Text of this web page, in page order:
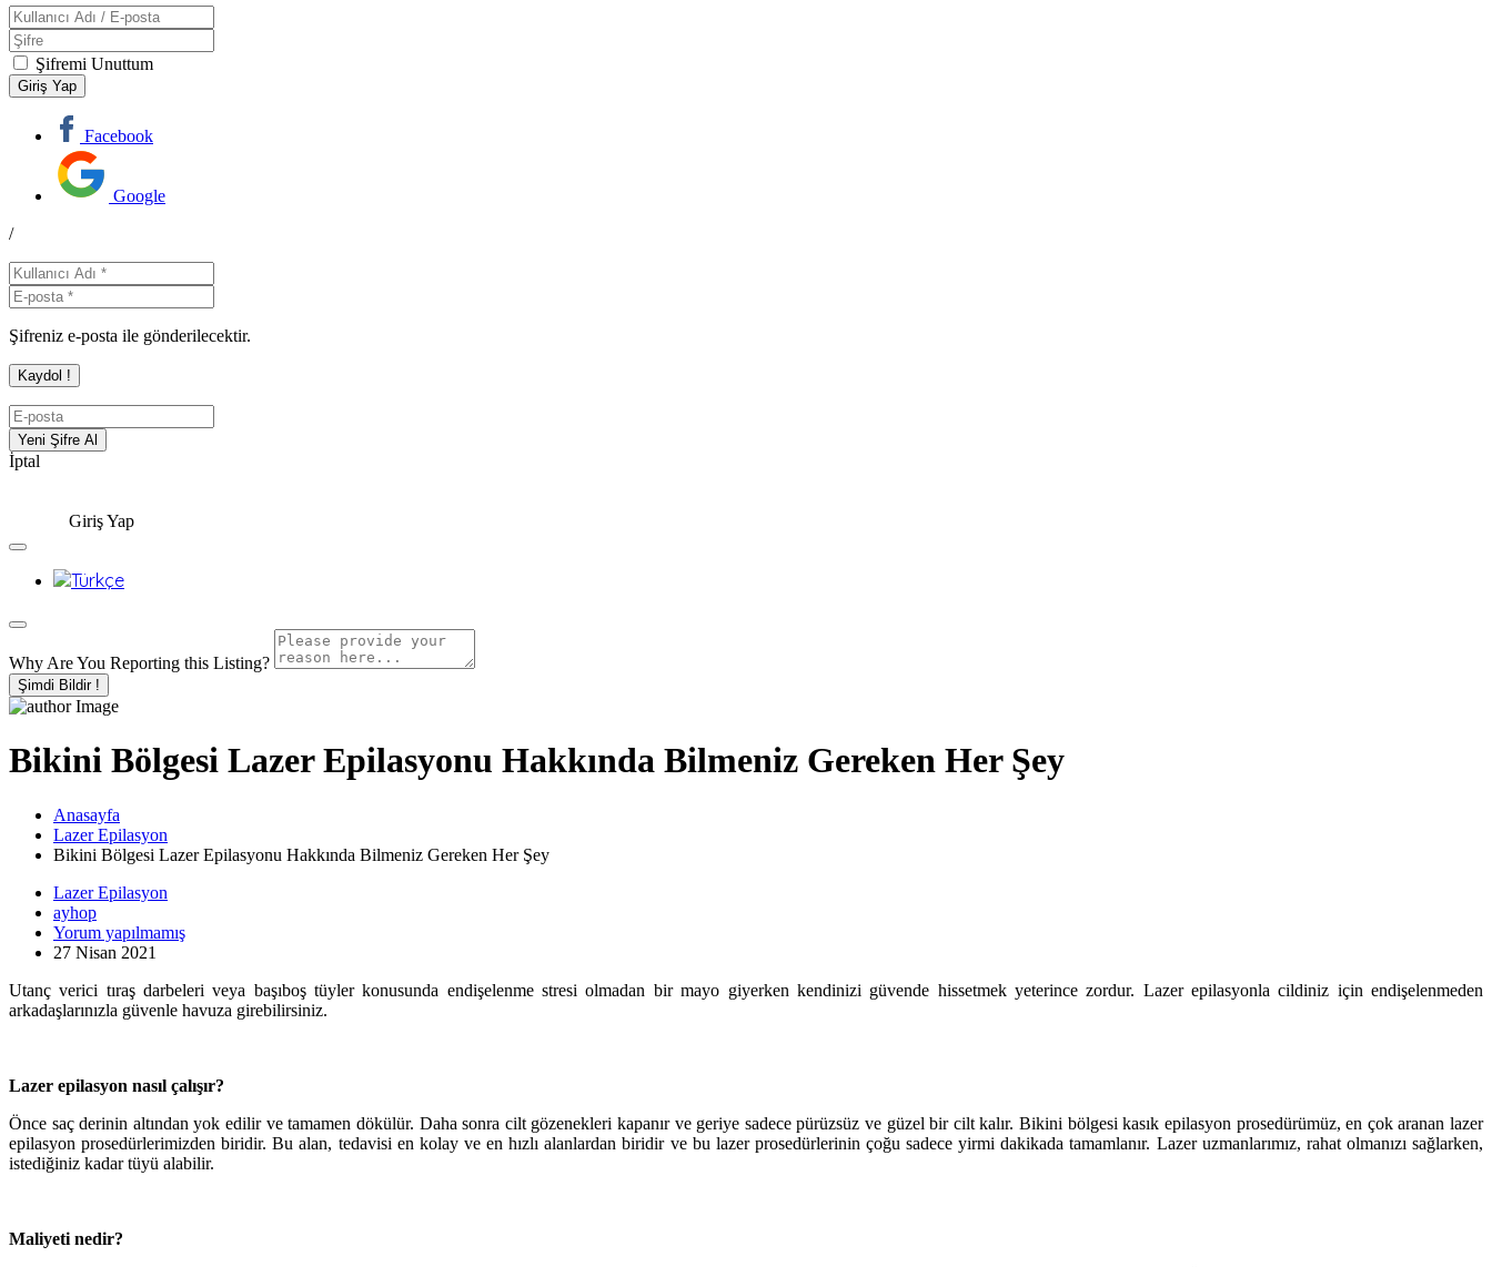
Şifremi Unuttum
Facebook
Google
/
Şifreniz e-posta ile gönderilecektir.
İptal
Giriş Yap
Why Are You Reporting this Listing?
Şimdi Bildir !
Bikini Bölgesi Lazer Epilasyonu Hakkında Bilmeniz Gereken Her Şey
Anasayfa
Lazer Epilasyon
Bikini Bölgesi Lazer Epilasyonu Hakkında Bilmeniz Gereken Her Şey
Lazer Epilasyon
ayhop
Yorum yapılmamış
27 Nisan 2021
Utanç verici tıraş darbeleri veya başıboş tüyler konusunda endişelenme stresi olmadan bir mayo giyerken kendinizi güvende hissetmek yeterince zordur. Lazer epilasyonla cildiniz için endişelenmeden
arkadaşlarınızla güvenle havuza girebilirsiniz.
Lazer epilasyon nasıl çalışır?
Önce saç derinin altından yok edilir ve tamamen dökülür. Daha sonra cilt gözenekleri kapanır ve geriye sadece pürüzsüz ve güzel bir cilt kalır. Bikini bölgesi kasık epilasyon prosedürümüz, en çok aranan lazer
epilasyon prosedürlerimizden biridir. Bu alan, tedavisi en kolay ve en hızlı alanlardan biridir ve bu lazer prosedürlerinin çoğu sadece yirmi dakikada tamamlanır. Lazer uzmanlarımız, rahat olmanızı sağlarken,
istediğiniz kadar tüyü alabilir.
Maliyeti nedir?